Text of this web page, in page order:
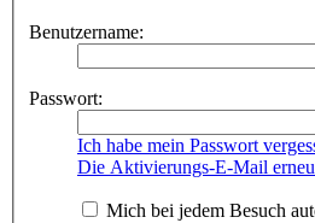
Benutzername:
Passwort:
Ich habe mein Passwort
Die Aktivierungs-E-Mail
Mich bei jedem Besuch